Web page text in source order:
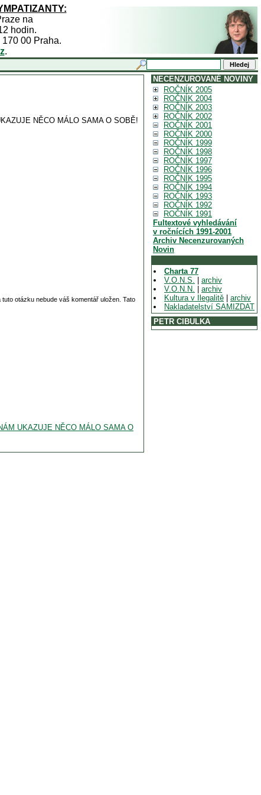
na
hodin.
00 Praha.
.
NĚCO MÁLO SAMA O SOBĚ!
otázku nebude váš komentář uložen. Tato
UKAZUJE NĚCO MÁLO SAMA O
NECENZUROVANÉ NOVINY
ROČNÍK 2005
ROČNÍK 2004
ROČNÍK 2003
ROČNÍK 2002
ROČNÍK 2001
ROČNÍK 2000
ROČNÍK 1999
ROČNÍK 1998
ROČNÍK 1997
ROČNÍK 1996
ROČNÍK 1995
ROČNÍK 1994
ROČNÍK 1993
ROČNÍK 1992
ROČNÍK 1991
Fultextové vyhledávání
v ročnících 1991-2001
Archiv Necenzurovaných
Novin
Charta 77
V.O.N.S.
archiv
V.O.N.N.
archiv
Kultura v Ilegalitě
archiv
Nakladatelství SAMIZDAT
PETR CIBULKA